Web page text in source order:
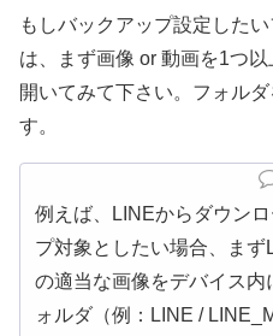
もしバックアップ設定した
は、まず画像 or 動画を1つ
開いてみて下さい。フォル
す。
例えば、LINEからダウン
プ対象としたい場合、ま
の適当な画像をデバイス
ォルダ（例：LINE /